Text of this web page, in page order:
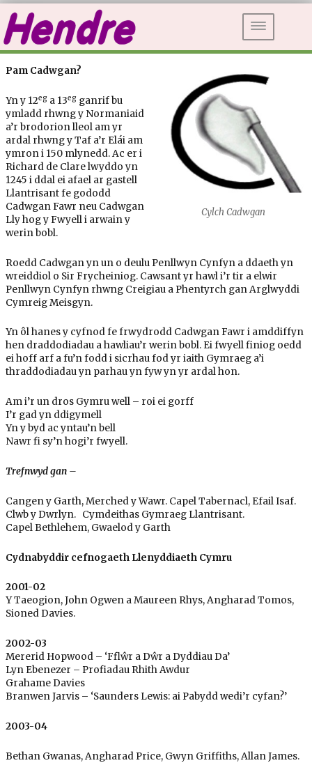
Cylch Cadwgan
Pam Cadwgan?
Yn y 12eg a 13eg ganrif bu
ymladd rhwng y Normaniaid
a’r brodorion lleol am yr
ardal rhwng y Taf a’r Elái am
ymron i 150 mlynedd. Ac er i
Richard de Clare lwyddo yn
1245 i ddal ei afael ar gastell
Llantrisant fe gododd
Cadwgan Fawr neu Cadwgan
Lly hog y Fwyell i arwain y
werin bobl.
Roedd Cadwgan yn un o deulu Penllwyn Cynfyn a ddaeth yn
wreiddiol o Sir Frycheiniog. Cawsant yr hawl i’r tir a elwir
Penllwyn Cynfyn rhwng Creigiau a Phentyrch gan Arglwyddi
Cymreig Meisgyn.
Yn ôl hanes y cyfnod fe frwydrodd Cadwgan Fawr i amddiffyn
hen draddodiadau a hawliau’r werin bobl. Ei fwyell finiog oedd
ei hoff arf a fu’n fodd i sicrhau fod yr iaith Gymraeg a’i
thraddodiadau yn parhau yn fyw yn yr ardal hon.
Am i’r un dros Gymru well – roi ei gorff
I’r gad yn ddigymell
Yn y byd ac yntau’n bell
Nawr fi sy’n hogi’r fwyell.
Trefnwyd gan –
Cangen y Garth, Merched y Wawr. Capel Tabernacl, Efail Isaf.
Clwb y Dwrlyn. Cymdeithas Gymraeg Llantrisant.
Capel Bethlehem, Gwaelod y Garth
Cydnabyddir cefnogaeth Llenyddiaeth Cymru
2001-02
Y Taeogion, John Ogwen a Maureen Rhys, Angharad Tomos,
Sioned Davies.
2002-03
Mererid Hopwood – ‘Fflŵr a Dŵr a Dyddiau Da’
Lyn Ebenezer – Profiadau Rhith Awdur
Grahame Davies
Branwen Jarvis – ‘Saunders Lewis: ai Pabydd wedi’r cyfan?’
2003-04
Bethan Gwanas, Angharad Price, Gwyn Griffiths, Allan James.